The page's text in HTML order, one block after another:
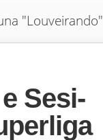
"Louveirando"
Sesi-